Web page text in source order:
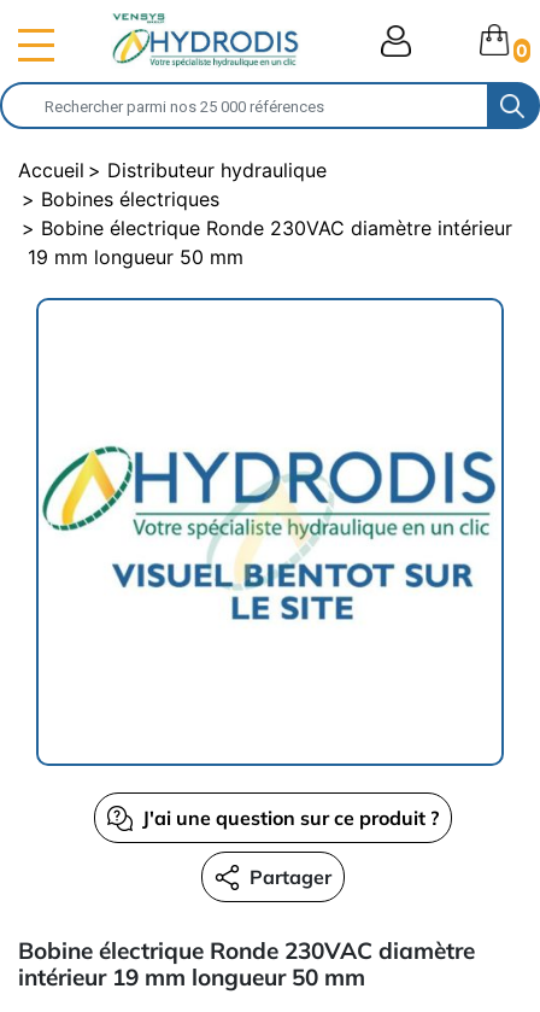
0
Accueil
Distributeur hydraulique
Bobines électriques
Bobine électrique Ronde 230VAC diamètre intérieur
19 mm longueur 50 mm
J'ai une question sur ce produit ?
Partager
Bobine électrique Ronde 230VAC diamètre
intérieur 19 mm longueur 50 mm